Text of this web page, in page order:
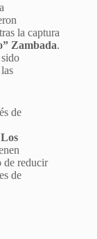
tras la captura
Zambada.
de
Los
de reducir
de